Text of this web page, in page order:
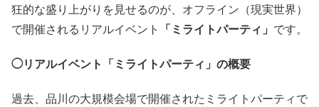
狂的な盛り上がりを見せるのが、オフライン（現実世界）
で開催されるリアルイベント
「ミライトパーティ」 です。
◯リアルイベント「ミライトパーティ」の概要
過去、品川の大規模会場で開催されたミライトパーティで